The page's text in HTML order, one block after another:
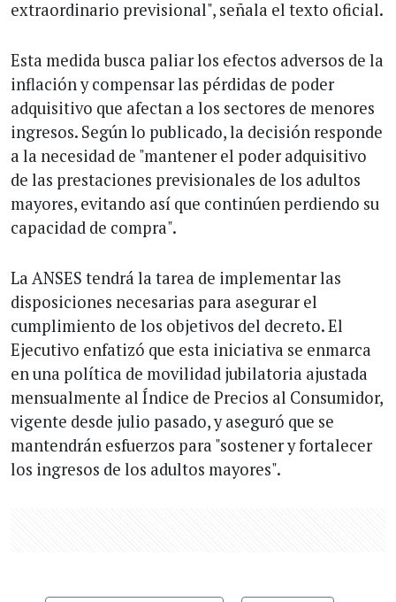
extraordinario previsional", señala el texto oficial.
Esta medida busca paliar los efectos adversos de la
inflación y compensar las pérdidas de poder
adquisitivo que afectan a los sectores de menores
ingresos. Según lo publicado, la decisión responde
a la necesidad de "mantener el poder adquisitivo
de las prestaciones previsionales de los adultos
mayores, evitando así que continúen perdiendo su
capacidad de compra".
La ANSES tendrá la tarea de implementar las
disposiciones necesarias para asegurar el
cumplimiento de los objetivos del decreto. El
Ejecutivo enfatizó que esta iniciativa se enmarca
en una política de movilidad jubilatoria ajustada
mensualmente al Índice de Precios al Consumidor,
vigente desde julio pasado, y aseguró que se
mantendrán esfuerzos para "sostener y fortalecer
los ingresos de los adultos mayores".